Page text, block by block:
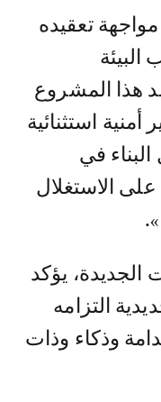
تعقيده
البيئة
هذا المشروع
أمنية استثنائية
في
الاستغلال
الجديدة، يؤكد
التزامه
وذكاء وذات